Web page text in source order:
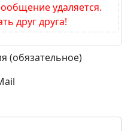
и
а также при
посетителям сайта,